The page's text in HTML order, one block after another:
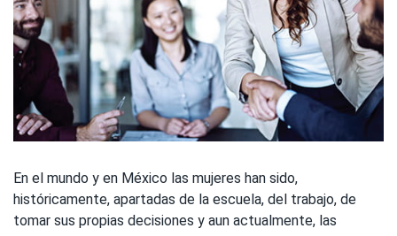
En el mundo y en México las mujeres han sido,
históricamente, apartadas de la escuela, del trabajo, de
tomar sus propias decisiones y aun actualmente, las